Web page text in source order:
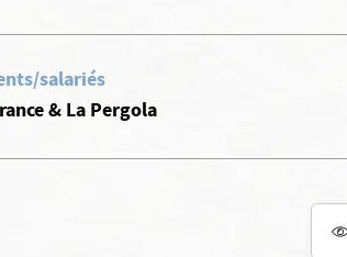
salariés
& La Pergola